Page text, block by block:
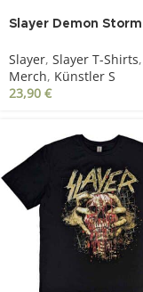
Slayer Demon Storm
Slayer, Slayer T-Shirts,
Merch, Künstler S
23,90 €